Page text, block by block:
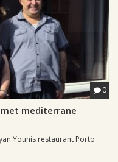
0
mediterrane
Younis restaurant Porto